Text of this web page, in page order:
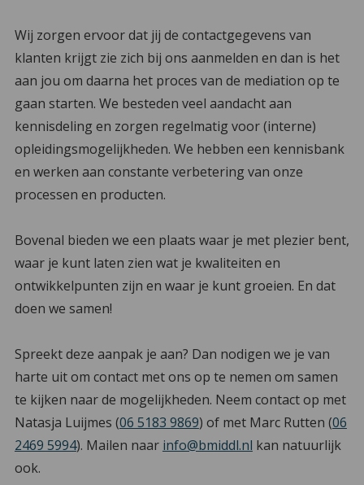
Wij zorgen ervoor dat jij de contactgegevens van
klanten krijgt zie zich bij ons aanmelden en dan is het
aan jou om daarna het proces van de mediation op te
gaan starten. We besteden veel aandacht aan
kennisdeling en zorgen regelmatig voor (interne)
opleidingsmogelijkheden. We hebben een kennisbank
en werken aan constante verbetering van onze
processen en producten.
Bovenal bieden we een plaats waar je met plezier bent,
waar je kunt laten zien wat je kwaliteiten en
ontwikkelpunten zijn en waar je kunt groeien. En dat
doen we samen!
Spreekt deze aanpak je aan? Dan nodigen we je van
harte uit om contact met ons op te nemen om samen
te kijken naar de mogelijkheden. Neem contact op met
Natasja Luijmes (06 5183 9869) of met Marc Rutten (06
2469 5994). Mailen naar info@bmiddl.nl kan natuurlijk
ook.